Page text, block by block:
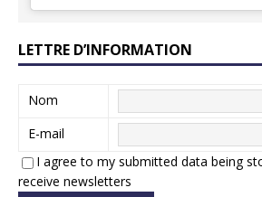
LETTRE D’INFORMATION
Nom
E-mail
I agree to my submitted data being
receive newsletters